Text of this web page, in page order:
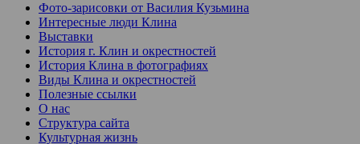
Фото-зарисовки от Василия Кузьмина
Интересные люди Клина
Выставки
История г. Клин и окрестностей
История Клина в фотографиях
Виды Клина и окрестностей
Полезные ссылки
О нас
Структура сайта
Культурная жизнь